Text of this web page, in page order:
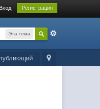
Вход Регистрация
Эта тема